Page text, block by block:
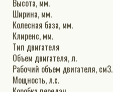
Высота, мм.
Ширина, мм.
Колесная база, мм.
Клиренс, мм.
Тип двигателя
Объем двигателя, л.
Рабочий объем двигателя, см3.
Мощность, л.с.